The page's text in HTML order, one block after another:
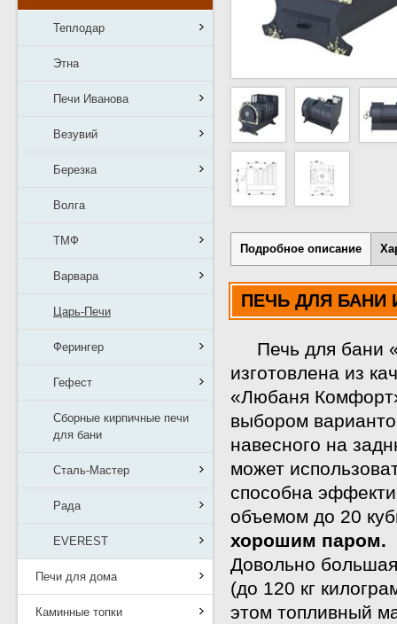
Теплодар
Этна
Печи Иванова
Везувий
Березка
Волга
ТМФ
Варвара
Царь-Печи
Ферингер
Гефест
Сборные кирпичные печи
для бани
Сталь-Мастер
Рада
EVEREST
Печи для дома
Каминные топки
Подробное описание
ПЕЧЬ ДЛЯ
Печь для бани
изготовлена из
«Любаня
выбором
навесного на
может
способна
объемом до 20
хорошим паром.
Довольно
(до 120 кг
этом топливный